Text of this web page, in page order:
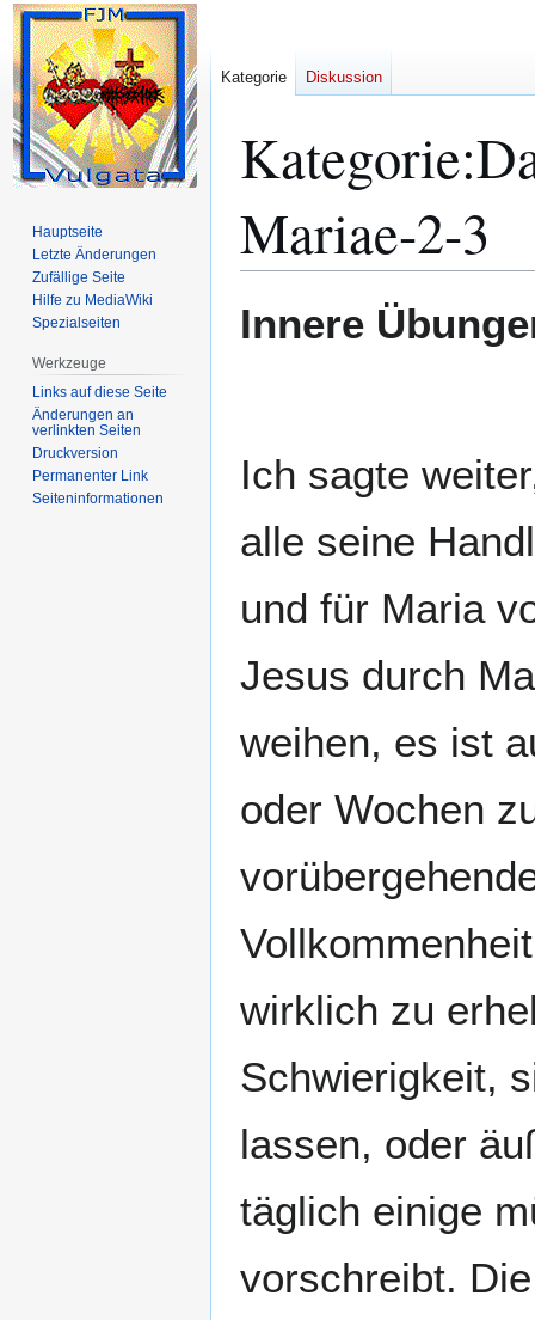
Kategorie:
Mariae-2-3
Navigation
Suche
Innere
Ich sagte
alle seine
und für Maria
Jesus durch
weihen, es ist
oder Wochen
wirklich zu
Schwierigkeit,
lassen, oder
täglich einige
vorschreibt.
Kategorie Diskussion
Hauptseite
Letzte Änderungen
Zufällige Seite
Hilfe zu MediaWiki
Spezialseiten
Werkzeuge
Links auf diese Seite
Änderungen an
verlinkten Seiten
Druckversion
Permanenter Link
Seiten­­informationen